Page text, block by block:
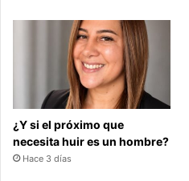
¿Y si el próximo que
necesita huir es un hombre?
Hace 3 días